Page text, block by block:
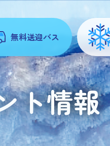
無料送迎バス
ト情報